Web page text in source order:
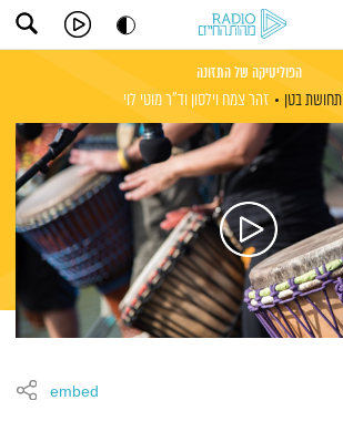
הפוליטיקה של התזונה
תחושת בטן זהר צמח וילסון וד"ר מוטי לוי
embed